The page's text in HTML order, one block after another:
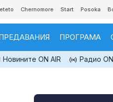
Chernomore Start Posoka
ПРОГРАМА
Новините ON AIR Радио